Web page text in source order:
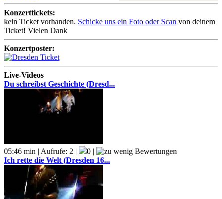
Konzerttickets:
kein Ticket vorhanden. Schicke uns ein Foto oder Scan von deinem
Ticket! Vielen Dank
Konzertposter:
Live-Videos
Du schreibst Geschichte (Dresd...
05:46 min | Aufrufe: 2 |
0 |
Ich rette die Welt (Dresden 16...